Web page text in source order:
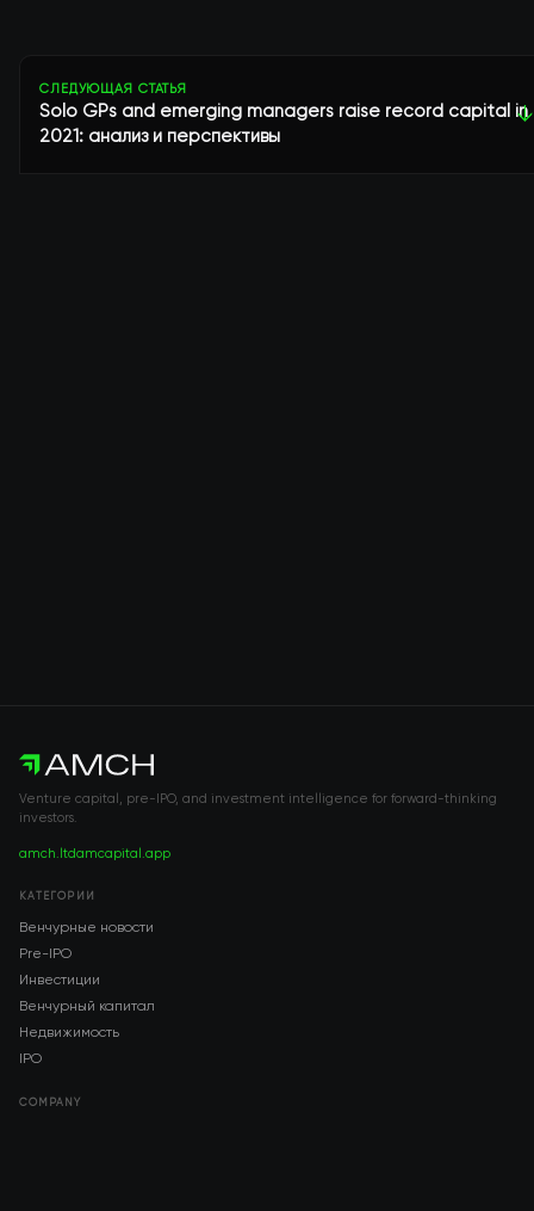
СЛЕДУЮЩАЯ СТАТЬЯ
Solo GPs and emerging managers raise record capital in
2021: анализ и перспективы
↓
Venture capital, pre-IPO, and investment intelligence for forward-thinking
investors.
amch.ltdamcapital.app
КАТЕГОРИИ
Венчурные новости
Pre-IPO
Инвестиции
Венчурный капитал
Недвижимость
IPO
COMPANY